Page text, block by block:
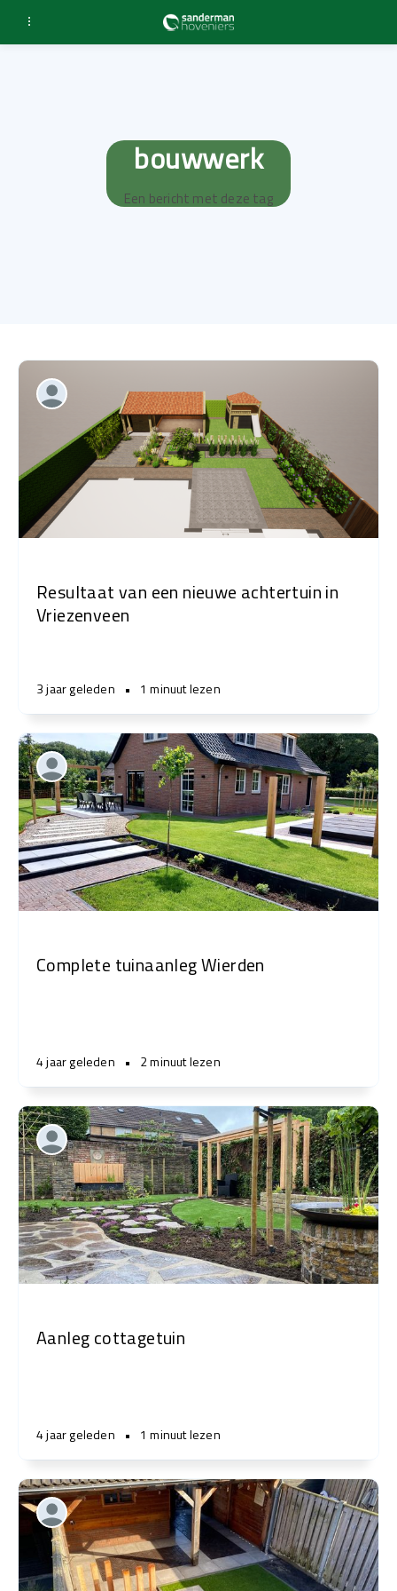
bouwwerk
Een bericht met deze tag
Resultaat van een nieuwe achtertuin in
Vriezenveen
3 jaar geleden • 1 minuut lezen
Complete tuinaanleg Wierden
4 jaar geleden • 2 minuut lezen
Aanleg cottagetuin
4 jaar geleden • 1 minuut lezen